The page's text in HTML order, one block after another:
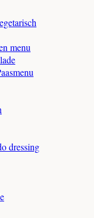
menu
dressing